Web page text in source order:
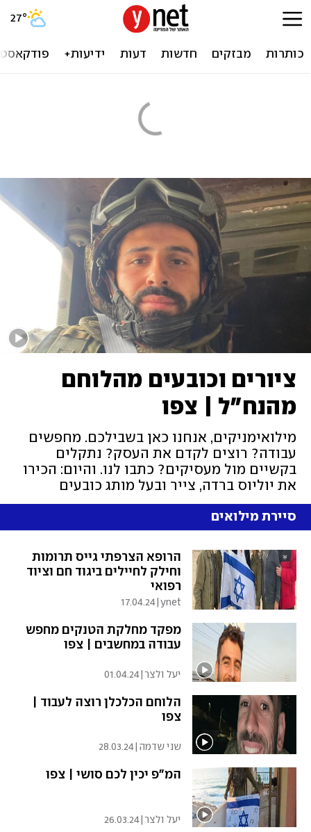
27°
כותרות מבזקים חדשות דעות ידיעות+
ציורים וכובעים מהלוחם
מהנח"ל | צפו
מילואימניקים, אנחנו כאן בשבילכם. מחפשים
עבודה? רוצים לקדם את העסק? נתקלים
בקשיים מול מעסיקים? כתבו לנו. והיום: הכירו
את יוליוס ברדה, צייר ובעל מותג כובעים
סיירת מילואים
הרופא הצרפתי גייס תרומות
וחילק לחיילים ביגוד חם וציוד
רפואי
ynet
|
17.04.24
מפקד מחלקת הטנקים מחפש
עבודה במחשבים | צפו
יעל ולצר|
01.04.24
הלוחם הכלכלן רוצה לעבוד |
צפו
שני שדמה 28.03.24
המ"פ יכין לכם סושי | צפו
יעל ולצר|
26.03.24